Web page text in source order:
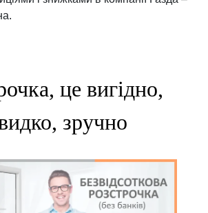
це вигідно,
зручно